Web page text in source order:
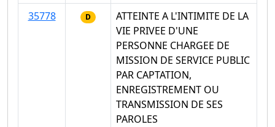
35778
D
ATTEINTE A L'INTIMITE DE LA
VIE PRIVEE D'UNE
PERSONNE CHARGEE DE
MISSION DE SERVICE PUBLIC
PAR CAPTATION,
ENREGISTREMENT OU
TRANSMISSION DE SES
PAROLES